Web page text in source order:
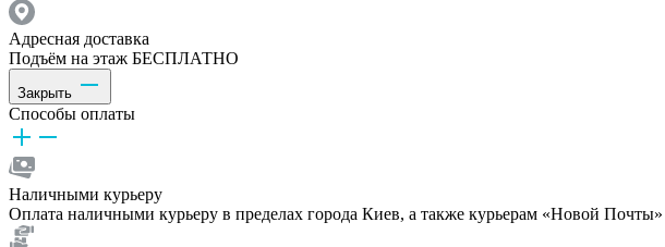
Адресная доставка
Подъём на этаж БЕСПЛАТНО
Закрыть
Способы оплаты
Наличными курьеру
Оплата наличными курьеру в пределах города Киев, а также курьерам «Новой